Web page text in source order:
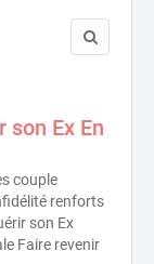
son Ex En
couple
renforts
son Ex
Faire revenir